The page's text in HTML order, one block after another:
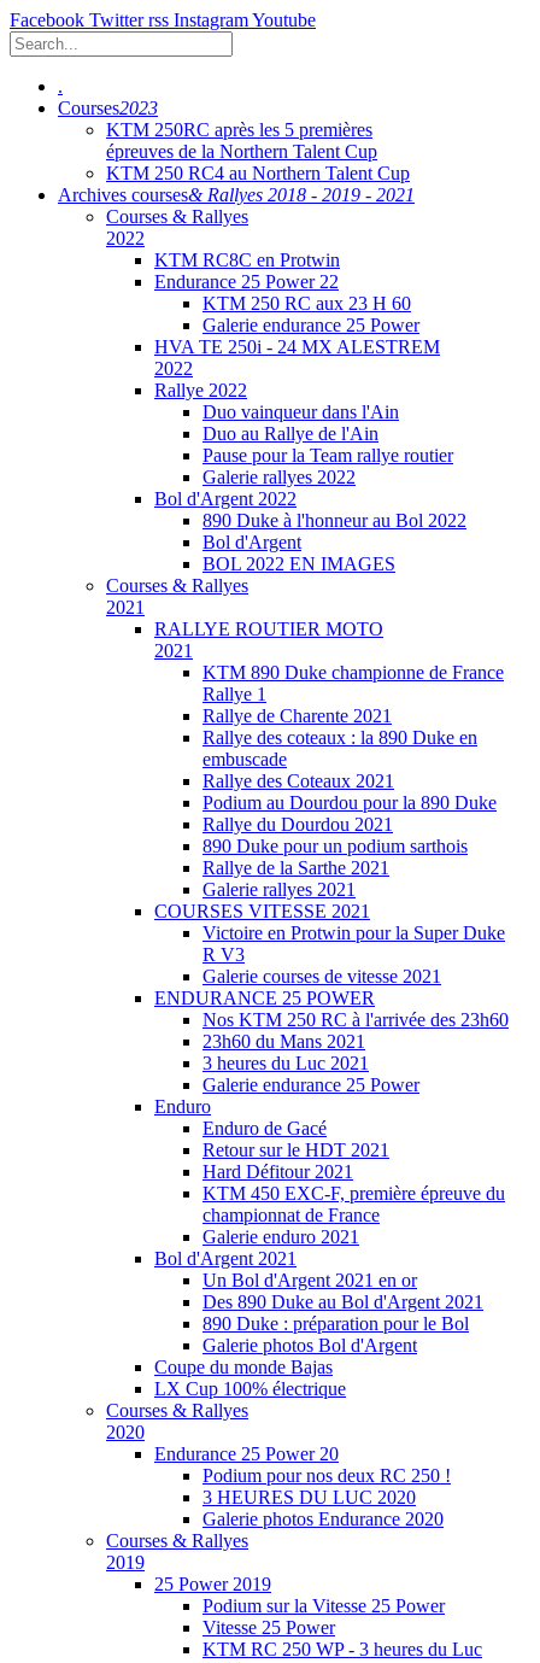
Facebook Twitter rss InstagramYoutube
.
Courses2023
KTM 250RC après les 5 premières
épreuves de la Northern Talent Cup
KTM 250 RC4 au Northern Talent Cup
Archives courses& Rallyes 2018 - 2019 - 2021
Courses & Rallyes
2022
KTM RC8C en Protwin
Endurance 25 Power 22
KTM 250 RC aux 23 H 60
Galerie endurance 25 Power
HVA TE 250i - 24 MX ALESTREM
2022
Rallye 2022
Duo vainqueur dans l'Ain
Duo au Rallye de l'Ain
Pause pour la Team rallye routier
Galerie rallyes 2022
Bol d'Argent 2022
890 Duke à l'honneur au Bol 2022
Bol d'Argent
BOL 2022 EN IMAGES
Courses & Rallyes
2021
RALLYE ROUTIER MOTO
2021
KTM 890 Duke championne de France
Rallye 1
Rallye de Charente 2021
Rallye des coteaux : la 890 Duke en
embuscade
Rallye des Coteaux 2021
Podium au Dourdou pour la 890 Duke
Rallye du Dourdou 2021
890 Duke pour un podium sarthois
Rallye de la Sarthe 2021
Galerie rallyes 2021
COURSES VITESSE 2021
Victoire en Protwin pour la Super Duke
R V3
Galerie courses de vitesse 2021
ENDURANCE 25 POWER
Nos KTM 250 RC à l'arrivée des 23h60
23h60 du Mans 2021
3 heures du Luc 2021
Galerie endurance 25 Power
Enduro
Enduro de Gacé
Retour sur le HDT 2021
Hard Défitour 2021
KTM 450 EXC-F, première épreuve du
championnat de France
Galerie enduro 2021
Bol d'Argent 2021
Un Bol d'Argent 2021 en or
Des 890 Duke au Bol d'Argent 2021
890 Duke : préparation pour le Bol
Galerie photos Bol d'Argent
Coupe du monde Bajas
LX Cup 100% électrique
Courses & Rallyes
2020
Endurance 25 Power 20
Podium pour nos deux RC 250 !
3 HEURES DU LUC 2020
Galerie photos Endurance 2020
Courses & Rallyes
2019
25 Power 2019
Podium sur la Vitesse 25 Power
Vitesse 25 Power
KTM RC 250 WP - 3 heures du Luc